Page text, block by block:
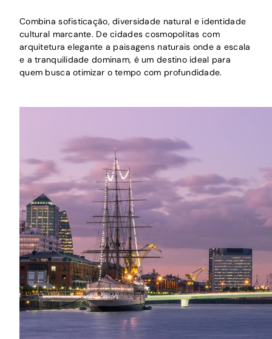
Combina sofisticação, diversidade natural e identidade
cultural marcante. De cidades cosmopolitas com
arquitetura elegante a paisagens naturais onde a escala
e a tranquilidade dominam, é um destino ideal para
quem busca otimizar o tempo com profundidade.